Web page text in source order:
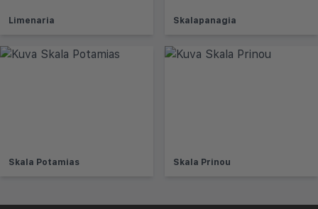
Limenaria Skalapanagia
Skala Potamias Skala Prinou